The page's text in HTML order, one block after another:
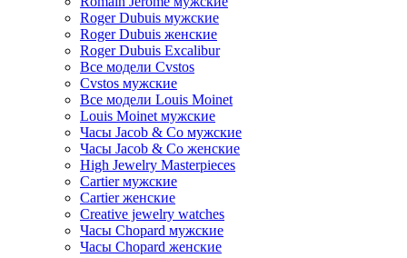
Roger Dubuis мужские
Roger Dubuis женские
Roger Dubuis Excalibur
Все модели Cvstos
Cvstos мужские
Все модели Louis Moinet
Louis Moinet мужские
Часы Jacob & Co мужские
Часы Jacob & Co женские
High Jewelry Masterpieces
Cartier мужские
Cartier женские
Creative jewelry watches
Часы Chopard мужские
Часы Сhopard женские